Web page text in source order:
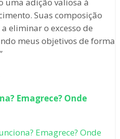
uma adição valiosa à
Suas composição
eliminar o excesso de
meus objetivos de forma
Emagrece? Onde
Emagrece? Onde